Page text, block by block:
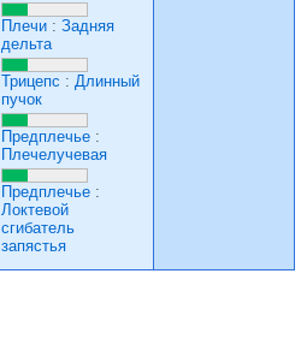
Плечи : Задняя
дельта
Трицепс : Длинный
пучок
Предплечье :
Плечелучевая
Предплечье :
Локтевой
сгибатель
запястья